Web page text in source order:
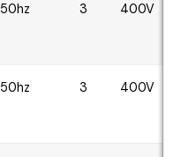
50hz 3 400V
50hz 3 400V